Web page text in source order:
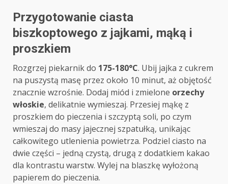
Przygotowanie ciasta
biszkoptowego z jajkami, mąką i
proszkiem
Rozgrzej piekarnik do 175-180°C. Ubij jajka z cukrem
na puszystą masę przez około 10 minut, aż objętość
znacznie wzrośnie. Dodaj miód i zmielone orzechy
włoskie, delikatnie wymieszaj. Przesiej mąkę z
proszkiem do pieczenia i szczyptą soli, po czym
wmieszaj do masy jajecznej szpatułką, unikając
całkowitego utlenienia powietrza. Podziel ciasto na
dwie części – jedną czystą, drugą z dodatkiem kakao
dla kontrastu warstw. Wylej na blaszkę wyłożoną
papierem do pieczenia.